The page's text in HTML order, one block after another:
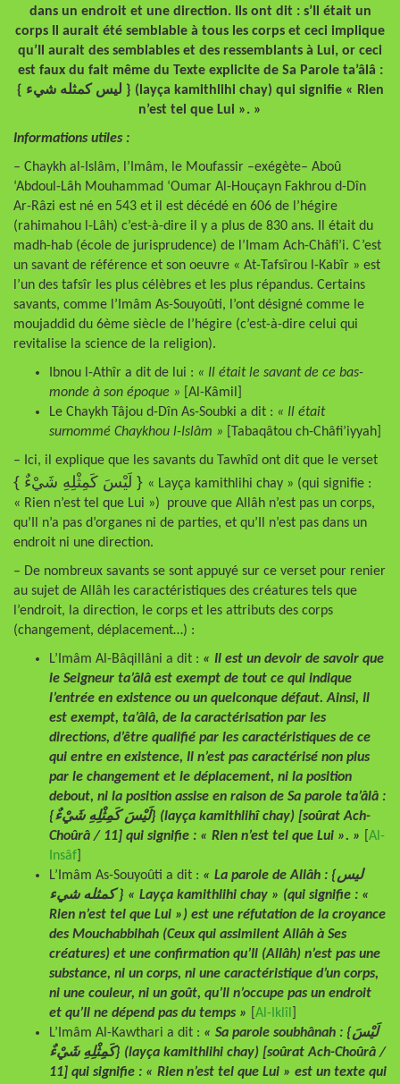
dans un endroit et une direction. Ils ont dit : s’Il était un
corps Il aurait été semblable à tous les corps et ceci implique
qu’Il aurait des semblables et des ressemblants à Lui, or ceci
est faux du fait même du Texte explicite de Sa Parole ta’âlâ :
{ ليس كمثله شيء } (layça kamithlihi chay) qui signifie « Rien
n’est tel que Lui ». »
Informations utiles :
– Chaykh al-Islâm, l’Imâm, le Moufassir –exégète– Aboû
‘Abdoul-Lâh Mouhammad ‘Oumar Al-Houçayn Fakhrou d-Dîn
Ar-Râzi est né en 543 et il est décédé en 606 de l’hégire
(rahimahou l-Lâh) c’est-à-dire il y a plus de 830 ans. Il était du
madh-hab (école de jurisprudence) de l’Imam Ach-Châfi’i. C’est
un savant de référence et son oeuvre « At-Tafsîrou l-Kabîr » est
l’un des tafsîr les plus célèbres et les plus répandus. Certains
savants, comme l’Imâm As-Souyoûti, l’ont désigné comme le
moujaddid du 6ème siècle de l’hégire (c’est-à-dire celui qui
revitalise la science de la religion).
Ibnou l-Athîr a dit de lui : « Il était le savant de ce bas-
monde à son époque »
[Al-Kâmil]
Le Chaykh Tâjou d-Dîn As-Soubki a dit : « Il était
surnommé Chaykhou l-Islâm »
[Tabaqâtou ch-Châfi’iyyah]
– Ici, il explique que les savants du Tawhîd ont dit que le verset
{ لَيْسَ كَمِثْلِهِ شَيْءٌ } « Layça kamithlihi chay » (qui signifie :
« Rien n’est tel que Lui ») prouve que Allâh n’est pas un corps,
qu’Il n’a pas d’organes ni de parties, et qu’Il n’est pas dans un
endroit ni une direction.
– De nombreux savants se sont appuyé sur ce verset pour renier
au sujet de Allâh les caractéristiques des créatures tels que
l’endroit, la direction, le corps et les attributs des corps
(changement, déplacement…) :
L’Imâm Al-Bâqillâni a dit : « Il est un devoir de savoir que
le Seigneur ta’âlâ est exempt de tout ce qui indique
l’entrée en existence ou un quelconque défaut. Ainsi, Il
est exempt, ta’âlâ, de la caractérisation par les
directions, d’être qualifié par les caractéristiques de ce
qui entre en existence, Il n’est pas caractérisé non plus
par le changement et le déplacement, ni la position
debout, ni la position assise en raison de Sa parole ta’âlâ :
{لَيْسَ كَمِثْلِهِ شَيْءٌ} (layça kamithlihî chay) [soûrat Ach-
Choûrâ / 11] qui signifie : « Rien n’est tel que Lui ». »
Al-
Insâf
L’Imâm As-Souyoûti a dit : « La parole de Allâh : {ليس
كمثله شيء } « Layça kamithlihi chay » (qui signifie : «
Rien n’est tel que Lui ») est une réfutation de la croyance
des Mouchabbihah (Ceux qui assimilent Allâh à Ses
créatures) et une confirmation qu’Il (Allâh) n’est pas une
substance, ni un corps, ni une caractéristique d’un corps,
ni une couleur, ni un goût, qu’Il n’occupe pas un endroit
et qu’Il ne dépend pas du temps »
Al-Iklîl
L’Imâm Al-Kawthari a dit : « Sa parole soubhânah : {لَيْسَ
كَمِثْلِهِ شَيْءٌ} (layça kamithlihi chay) [soûrat Ach-Choûrâ /
11] qui signifie : « Rien n’est tel que Lui » est un texte qui